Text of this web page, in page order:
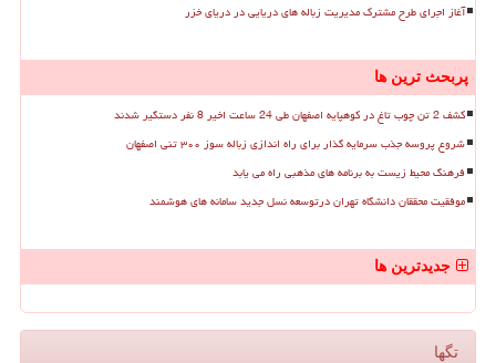
آغاز اجرای طرح مشترک مدیریت زباله های دریایی در دریای خزر
پربحث ترین ها
کشف 2 تن چوب تاغ در کوهپایه اصفهان طی 24 ساعت اخیر 8 نفر دستگیر شدند
شروع پروسه جذب سرمایه گذار برای راه اندازی زباله سوز ۳۰۰ تنی اصفهان
فرهنگ محیط زیست به برنامه های مذهبی راه می یابد
موفقیت محققان دانشگاه تهران درتوسعه نسل جدید سامانه های هوشمند
جدیدترین ها
تگها